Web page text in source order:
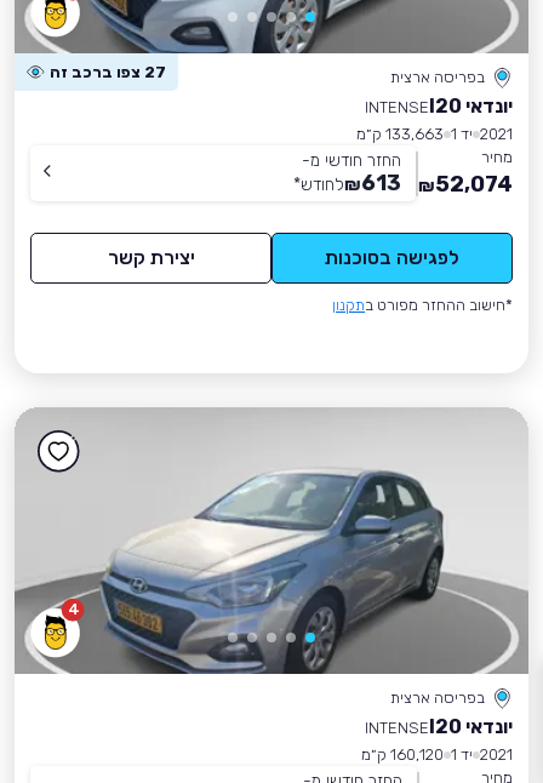
בפריסה ארצית 27 צפו ברכב זה
יונדאי I20
INTENSE
2021 יד 1
133,663 ק״מ
מחיר
52,074
₪
החזר חודשי מ-
613
₪לחודש*
לפגישה בסוכנות יצירת קשר
*חישוב ההחזר מפורט בתקנון
4
בפריסה ארצית
יונדאי I20
INTENSE
2021 יד 1
160,120 ק״מ
מחיר